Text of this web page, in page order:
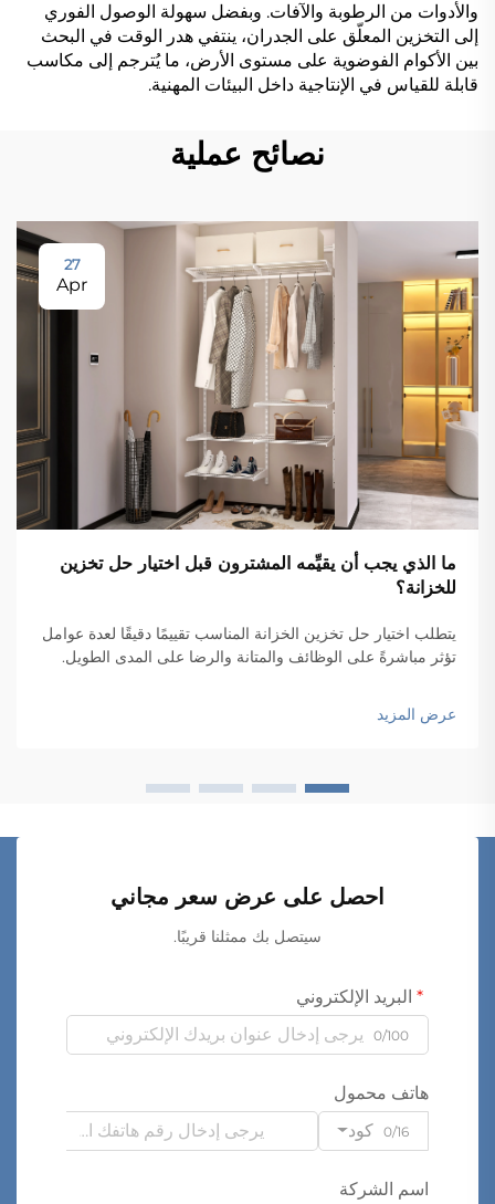
والأدوات من الرطوبة والآفات. وبفضل سهولة الوصول الفوري
إلى التخزين المعلّق على الجدران، ينتفي هدر الوقت في البحث
بين الأكوام الفوضوية على مستوى الأرض، ما يُترجم إلى مكاسب
قابلة للقياس في الإنتاجية داخل البيئات المهنية.
نصائح عملية
27
Apr
ما الذي يجب أن يقيِّمه المشترون قبل اختيار حل تخزين
للخزانة؟
يتطلب اختيار حل تخزين الخزانة المناسب تقييمًا دقيقًا لعدة عوامل
تؤثر مباشرةً على الوظائف والمتانة والرضا على المدى الطويل.
دون إجراء تقييمٍ مناسب أخطاءً مكلفةً...
عرض المزيد
احصل على عرض سعر مجاني
سيتصل بك ممثلنا قريبًا.
البريد الإلكتروني
0/100
هاتف محمول
كود
0/16
اسم الشركة